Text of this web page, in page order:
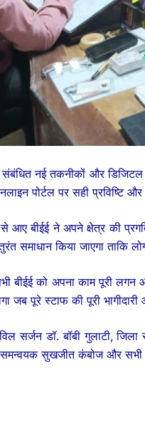
नई तकनीकों और डिजिटल
पोर्टल पर सही प्रविष्टि और
बीईई ने अपने क्षेत्र की
समाधान किया जाएगा ताकि
बीईई को अपना काम पूरी लगन
जब पूरे स्टाफ की पूरी
सर्जन डॉ. बॉबी गुलाटी, जिला
समन्वयक सुखजीत कंबोज और सभी